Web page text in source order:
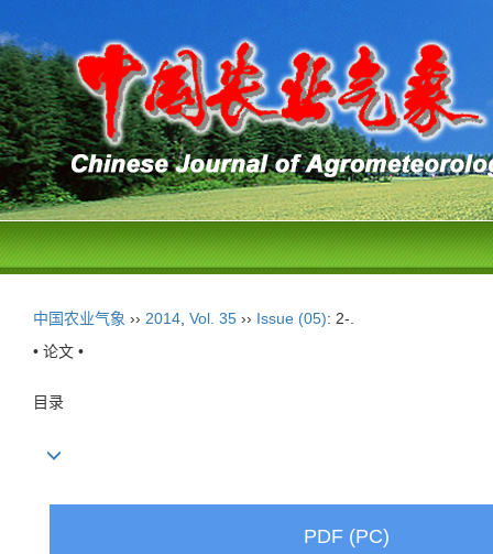
中国农业气象 ›› 2014 Vol. 35 ›› Issue (05): 2-.
• 论文 •
目录
PDF (PC)